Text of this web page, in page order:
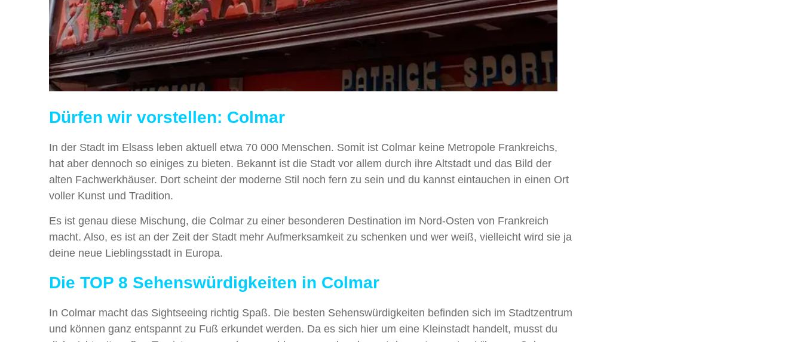
Dürfen wir vorstellen: Colmar
In der Stadt im Elsass leben aktuell etwa 70 000 Menschen. Somit ist Colmar keine Metropole Frankreichs,
hat aber dennoch so einiges zu bieten. Bekannt ist die Stadt vor allem durch ihre Altstadt und das Bild der
alten Fachwerkhäuser. Dort scheint der moderne Stil noch fern zu sein und du kannst eintauchen in einen Ort
voller Kunst und Tradition.
Es ist genau diese Mischung, die Colmar zu einer besonderen Destination im Nord-Osten von Frankreich
macht. Also, es ist an der Zeit der Stadt mehr Aufmerksamkeit zu schenken und wer weiß, vielleicht wird sie ja
deine neue Lieblingsstadt in Europa.
Die TOP 8 Sehenswürdigkeiten in Colmar
In Colmar macht das Sightseeing richtig Spaß. Die besten Sehenswürdigkeiten befinden sich im Stadtzentrum
und können ganz entspannt zu Fuß erkundet werden. Da es sich hier um eine Kleinstadt handelt, musst du